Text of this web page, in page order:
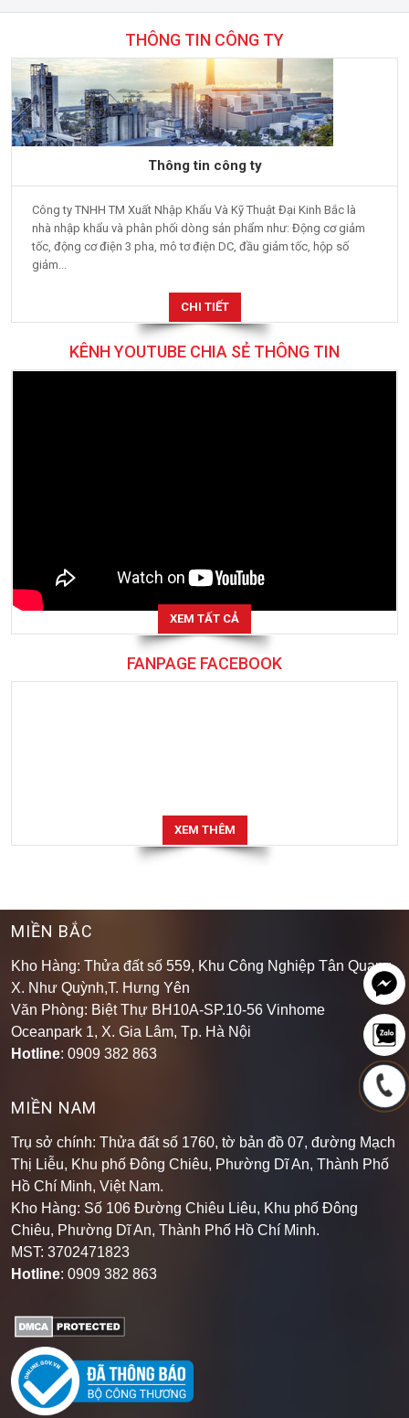
THÔNG TIN CÔNG TY
Thông tin công ty
Công ty TNHH TM Xuất Nhập Khẩu Và Kỹ Thuật Đại Kinh Bắc là
nhà nhập khẩu và phân phối dòng sản phẩm như: Động cơ giảm
tốc, động cơ điện 3 pha, mô tơ điện DC, đầu giảm tốc, hộp số
giảm...
CHI TIẾT
KÊNH YOUTUBE CHIA SẺ THÔNG TIN
XEM TẤT CẢ
FANPAGE FACEBOOK
XEM THÊM
MIỀN BẮC
Kho Hàng: Thửa đất số 559, Khu Công Nghiệp Tân Quang,
X. Như Quỳnh,T. Hưng Yên
Văn Phòng: Biệt Thự BH10A-SP.10-56 Vinhome
Oceanpark 1, X. Gia Lâm, Tp. Hà Nội
Hotline: 0909 382 863
MIỀN NAM
Trụ sở chính: Thửa đất số 1760, tờ bản đồ 07, đường Mạch
Thị Liễu, Khu phố Đông Chiêu, Phường Dĩ An, Thành Phố
Hồ Chí Minh, Việt Nam.
Kho Hàng: Số 106 Đường Chiêu Liêu, Khu phố Đông
Chiêu, Phường Dĩ An, Thành Phố Hồ Chí Minh.
MST: 3702471823
Hotline: 0909 382 863